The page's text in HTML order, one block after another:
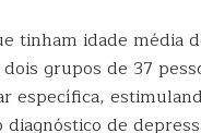
tinham idade média
grupos de 37
específica,
de